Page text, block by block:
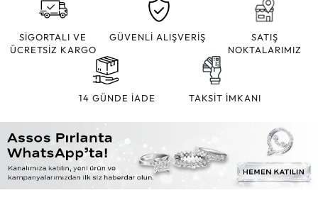
SİGORTALI VE
ÜCRETSİZ KARGO
GÜVENLİ ALIŞVERİŞ
SATIŞ
NOKTALARIMIZ
14 GÜNDE İADE TAKSİT İMKANI